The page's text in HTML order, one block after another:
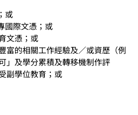
或
國際文憑；或
文憑；或
富的相關工作經驗及／或資歷（例
」及學分累積及轉移機制作評
副學位教育；或